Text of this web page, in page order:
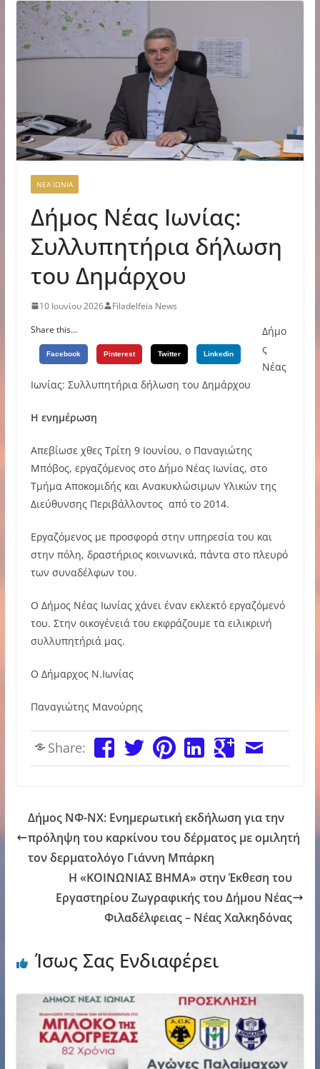
ΝΕΑ ΙΩΝΙΑ
Δήμος Νέας Ιωνίας:
Συλλυπητήρια δήλωση
του Δημάρχου
10 Ιουνίου 2026
Filadelfeia News
Share this...
Facebook Pinterest Twitter Linkedin
Δήμο
ς
Νέας
Ιωνίας: Συλλυπητήρια δήλωση του Δημάρχου
Η ενημέρωση
Απεβίωσε χθες Τρίτη 9 Ιουνίου, ο Παναγιώτης
Μπόβος, εργαζόμενος στο Δήμο Νέας Ιωνίας, στο
Τμήμα Αποκομιδής και Ανακυκλώσιμων Υλικών της
Διεύθυνσης Περιβάλλοντος από το 2014.
Εργαζόμενος με προσφορά στην υπηρεσία του και
στην πόλη, δραστήριος κοινωνικά, πάντα στο πλευρό
των συναδέλφων του.
Ο Δήμος Νέας Ιωνίας χάνει έναν εκλεκτό εργαζόμενό
του. Στην οικογένειά του εκφράζουμε τα ειλικρινή
συλλυπητήριά μας.
Ο Δήμαρχος Ν.Ιωνίας
Παναγιώτης Μανούρης
Share:
Δήμος ΝΦ-ΝΧ: Ενημερωτική εκδήλωση για την
πρόληψη του καρκίνου του δέρματος με ομιλητή
τον δερματολόγο Γιάννη Μπάρκη
Η «ΚΟΙΝΩΝΙΑΣ ΒΗΜΑ» στην Έκθεση του
Εργαστηρίου Ζωγραφικής του Δήμου Νέας
Φιλαδέλφειας – Νέας Χαλκηδόνας
Ίσως Σας Ενδιαφέρει